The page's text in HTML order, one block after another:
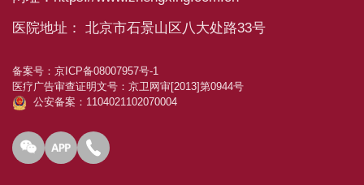
医院地址： 北京市石景山区八大处路33号
备案号： 京ICP备08007957号-1
医疗广告审查证明文号： 京卫网审[2013]第0944号
公安备案：1104021102070004